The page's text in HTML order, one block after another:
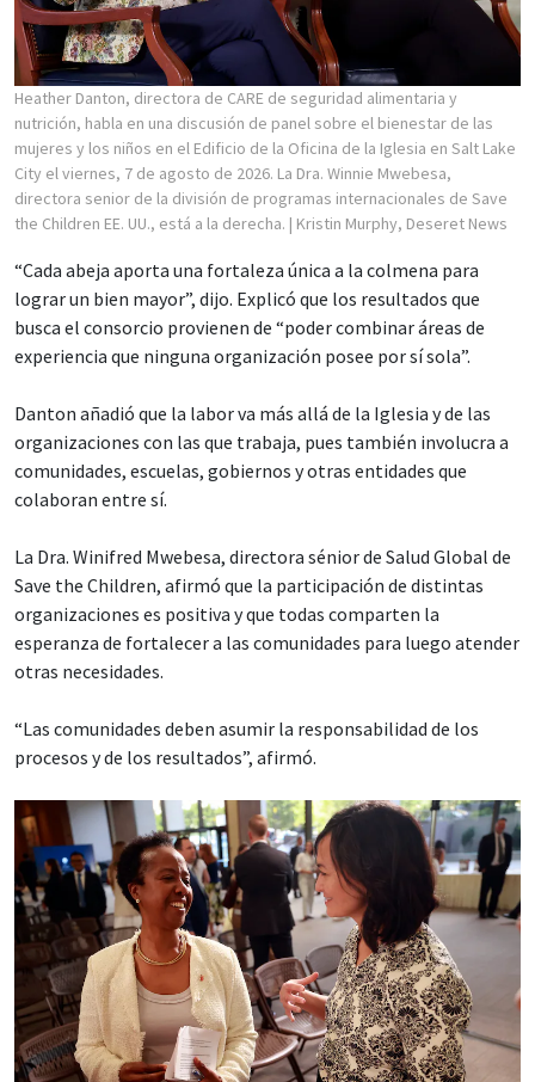
Heather Danton, directora de CARE de seguridad alimentaria y
nutrición, habla en una discusión de panel sobre el bienestar de las
mujeres y los niños en el Edificio de la Oficina de la Iglesia en Salt Lake
City el viernes, 7 de agosto de 2026. La Dra. Winnie Mwebesa,
directora senior de la división de programas internacionales de Save
the Children EE. UU., está a la derecha. | Kristin Murphy, Deseret News
“Cada abeja aporta una fortaleza única a la colmena para
lograr un bien mayor”, dijo. Explicó que los resultados que
busca el consorcio provienen de “poder combinar áreas de
experiencia que ninguna organización posee por sí sola”.
Danton añadió que la labor va más allá de la Iglesia y de las
organizaciones con las que trabaja, pues también involucra a
comunidades, escuelas, gobiernos y otras entidades que
colaboran entre sí.
La Dra. Winifred Mwebesa, directora sénior de Salud Global de
Save the Children, afirmó que la participación de distintas
organizaciones es positiva y que todas comparten la
esperanza de fortalecer a las comunidades para luego atender
otras necesidades.
“Las comunidades deben asumir la responsabilidad de los
procesos y de los resultados”, afirmó.